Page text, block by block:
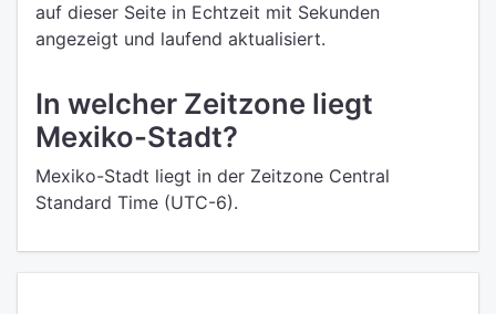
auf dieser Seite in Echtzeit mit Sekunden
angezeigt und laufend aktualisiert.
In welcher Zeitzone liegt
Mexiko-Stadt?
Mexiko-Stadt liegt in der Zeitzone Central
Standard Time (UTC-6).